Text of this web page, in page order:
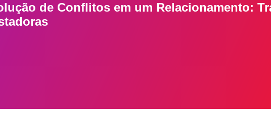
de Conflitos em um Relacionamento: